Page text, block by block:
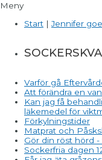
Meny
Start |Jennifer
Varför gå
Att förändra en
Kan jag få
läkemedel för
Förkylningstider
Matprat och
Gör din röst hörd
Sockerfria dagen